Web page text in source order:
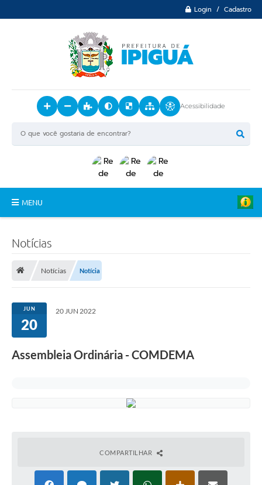
Login / Cadastro
Acessibilidade
MENU
Departamentos
Contato
Galeria de Fotos
Notícias
Notícias Notícia
JUN
20
20 JUN 2022
Assembleia Ordinária - COMDEMA
COMPARTILHAR